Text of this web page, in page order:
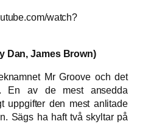
watch?
Dan, James Brown)
Mr Groove och det
En av de mest ansedda
uppgifter den mest anlitade
Sägs ha haft två skyltar på